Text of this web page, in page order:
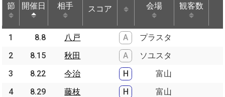
節 開催日 相手 スコア 会場 観客数
節 開催日 相手 会場
1 8.8 八戸 A
プラスタ
2
8.15 秋田 A
ソユスタ
3
8.22 今治 H
富山
4
8.29 藤枝 H
富山
節 開催日 相手
1 8.8
八戸
2
8.15
秋田
3
8.22
今治
4
8.29
藤枝